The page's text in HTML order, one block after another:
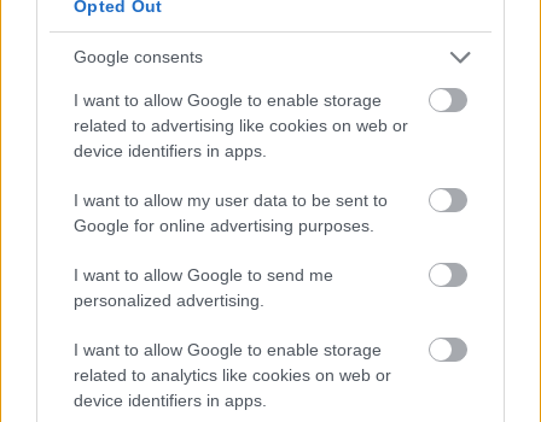
Opted Out
Google consents
I want to allow Google to enable storage
related to advertising like cookies on web or
device identifiers in apps.
I want to allow my user data to be sent to
Google for online advertising purposes.
I want to allow Google to send me
personalized advertising.
I want to allow Google to enable storage
related to analytics like cookies on web or
device identifiers in apps.
ζητήματα που αφορούν το παρόν και το μέλλον
του Σώματος Ελλήνων Προσκόπων, με κοινό
στόχο την ενίσχυση του έργου και της
προσφοράς του προς τη νέα γενιά και την
κοινωνία.
Ιδιαίτερη έμφαση δόθηκε στην οργανωτική και
οικονομική ενδυνάμωση του Σ.Ε.Π., στη
της αναβάθμισης των υπηρεσιών και των
διαδικασιών, καθώς και στην ενίσχυση της
συνεργασίας με θεσμικούς φορείς.